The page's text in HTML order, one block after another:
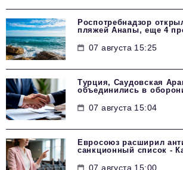
Роспотребнадзор
пляжей Анапы, еще 4
07 августа 15:25
Турция, Саудовская
объединились в
07 августа 15:04
Евросоюз расширил
санкционный список -
07 августа 15:00